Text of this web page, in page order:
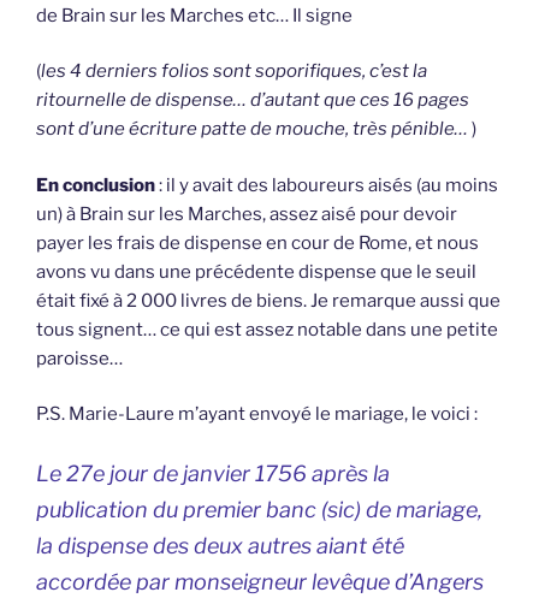
de Brain sur les Marches etc… Il signe
(les 4 derniers folios sont soporifiques, c’est la
ritournelle de dispense… d’autant que ces 16 pages
sont d’une écriture patte de mouche, très pénible… )
En conclusion: il y avait des laboureurs aisés (au moins
un) à Brain sur les Marches, assez aisé pour devoir
payer les frais de dispense en cour de Rome, et nous
avons vu dans une précédente dispense que le seuil
était fixé à 2 000 livres de biens. Je remarque aussi que
tous signent… ce qui est assez notable dans une petite
paroisse…
P.S. Marie-Laure m’ayant envoyé le mariage, le voici :
Le 27e jour de janvier 1756 après la
publication du premier banc (sic) de mariage,
la dispense des deux autres aiant été
accordée par monseigneur levêque d’Angers